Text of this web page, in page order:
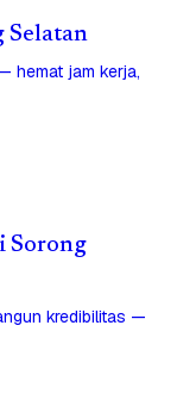
Selatan
hemat jam kerja,
Sorong
kredibilitas —